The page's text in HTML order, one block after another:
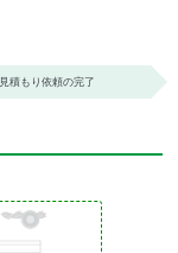
見積もり依頼の完了